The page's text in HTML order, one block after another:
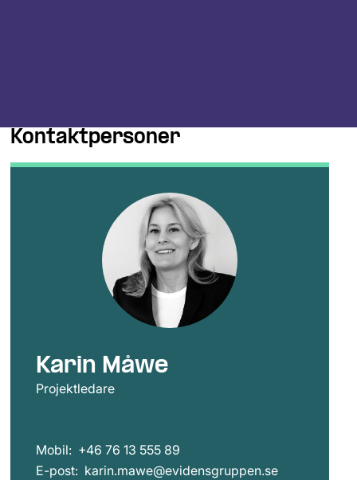
Kontaktpersoner
Karin Måwe
Projektledare
Mobil: +46 76 13 555 89
E-post: karin.mawe@evidensgruppen.se